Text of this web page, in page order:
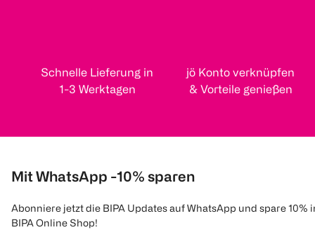
Schnelle Lieferung in
1-3 Werktagen
jö Konto verknüpfen
& Vorteile genießen
Mit WhatsApp -10% sparen
Abonniere jetzt die BIPA Updates auf WhatsApp und spare 10%
BIPA Online Shop!